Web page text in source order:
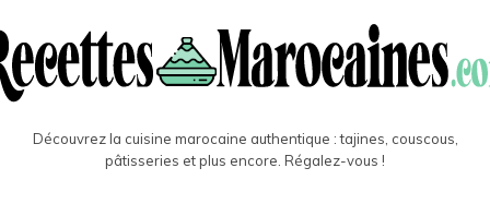
Découvrez la cuisine marocaine authentique : tajines, couscous,
pâtisseries et plus encore. Régalez-vous !